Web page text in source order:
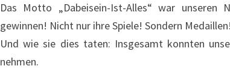
Das Motto „Dabeisein-Ist-Alles“ war unseren
gewinnen! Nicht nur ihre Spiele! Sondern Medaillen!
Und wie sie dies taten: Insgesamt konnten
nehmen.